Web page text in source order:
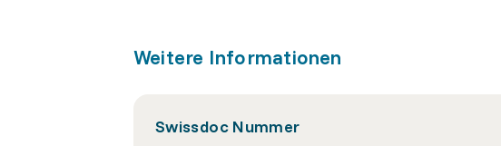
Weitere Informationen
Swissdoc Nummer